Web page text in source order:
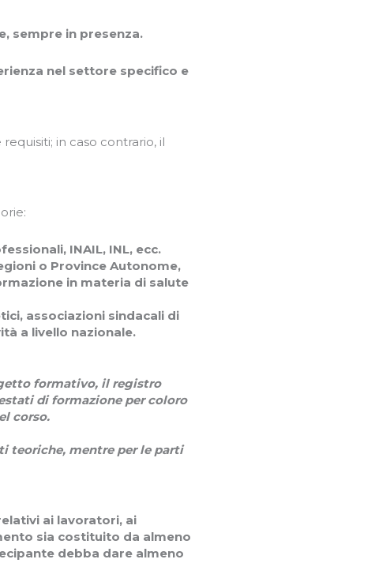
sempre in presenza.
nel settore specifico e
in caso contrario, il
INAIL, INL, ecc.
o Province Autonome,
in materia di salute
associazioni sindacali di
a livello nazionale.
formativo, il registro
di formazione per coloro
corso.
teoriche, mentre per le parti
ai lavoratori, ai
sia costituito da almeno
debba dare almeno